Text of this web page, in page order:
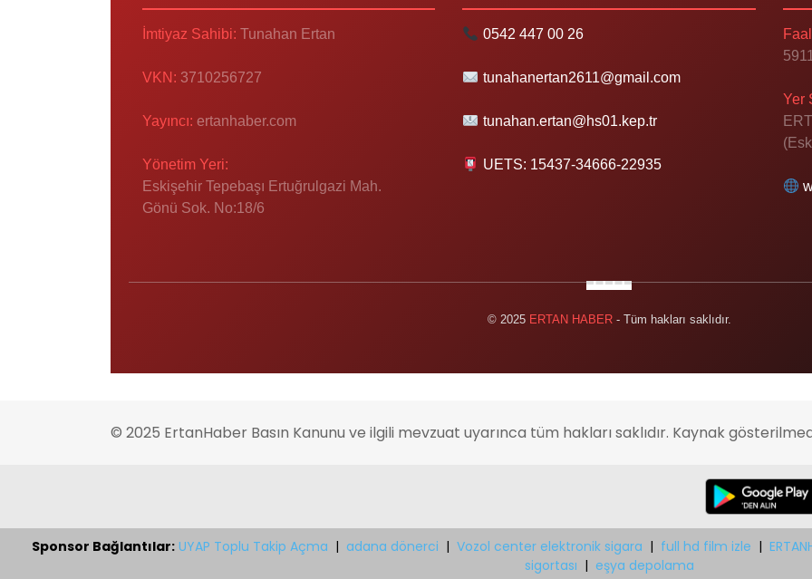
İmtiyaz Sahibi: Tunahan Ertan
VKN: 3710256727
Yayıncı: ertanhaber.com
Yönetim Yeri:
Eskişehir Tepebaşı Ertuğrulgazi Mah.
Gönü Sok. No:18/6
0542 447 00 26
tunahanertan2611@gmail.com
tunahan.ertan@hs01.kep.tr
UETS: 15437-34666-22935
Yer
© 2025 ERTAN HABER- Tüm hakları saklıdır.
© 2025 ErtanHaber Basın Kanunu ve ilgili mevzuat uyarınca tüm hakları saklıdır. Kaynak
Sponsor Bağlantılar: UYAP Toplu Takip Açma | adana dönerci | Vozol center elektronik sigara | full hd film izle |
sigortası | eşya depolama